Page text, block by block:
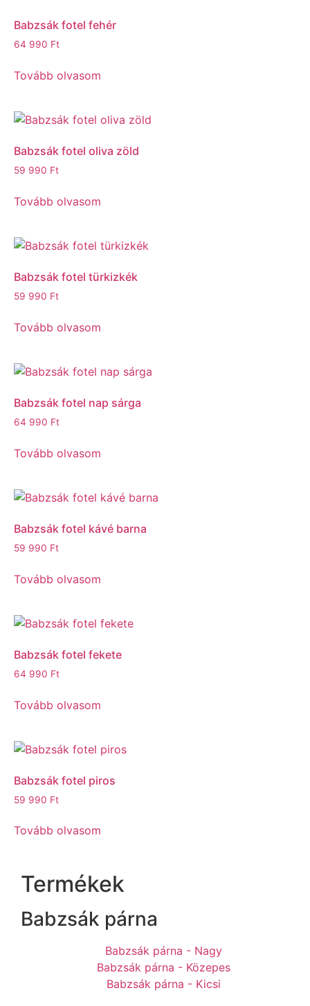
Termékek
Babzsák párna
Babzsák párna - Nagy
Babzsák párna - Közepes
Babzsák párna - Kicsi
Babzsák fotel fehér
64 990 Ft
Tovább olvasom
Babzsák fotel oliva zöld
59 990 Ft
Tovább olvasom
Babzsák fotel türkizkék
59 990 Ft
Tovább olvasom
Babzsák fotel nap sárga
64 990 Ft
Tovább olvasom
Babzsák fotel kávé barna
59 990 Ft
Tovább olvasom
Babzsák fotel fekete
64 990 Ft
Tovább olvasom
Babzsák fotel piros
59 990 Ft
Tovább olvasom